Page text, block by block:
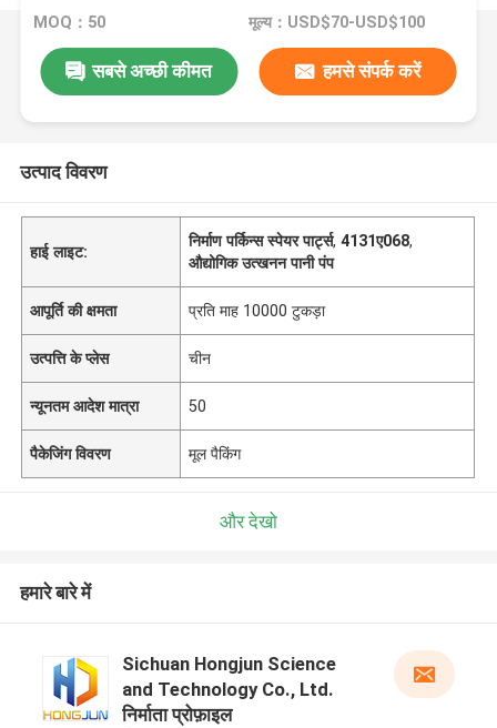
MOQ：50 मूल्य：USD$70-USD$100
सबसे अच्छी कीमत हमसे संपर्क करें
उत्पाद विवरण
हाई लाइट:
निर्माण पर्किन्स स्पेयर पार्ट्स,4131ए068,
औद्योगिक उत्खनन पानी पंप
आपूर्ति की क्षमता प्रति माह 10000 टुकड़ा
उत्पत्ति के प्लेस चीन
न्यूनतम आदेश मात्रा 50
पैकेजिंग विवरण मूल पैकिंग
और देखो
हमारे बारे में
Sichuan Hongjun Science
and Technology Co., Ltd.
निर्माता प्रोफ़ाइल